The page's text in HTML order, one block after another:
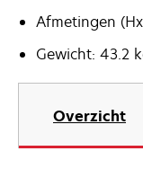
Afmetingen
Gewicht: 43.2
Overzicht